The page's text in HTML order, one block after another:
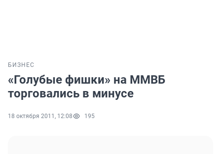
БИЗНЕС
«Голубые фишки» на ММВБ
торговались в минусе
18 октября 2011, 12:08 195